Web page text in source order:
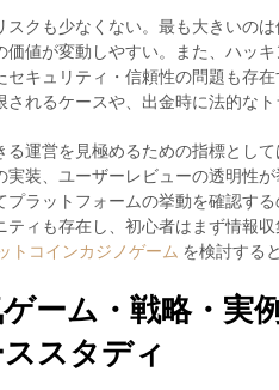
スクも少なくない。最も大きいの
価値が変動しやすい。また、ハッ
セキュリティ・信頼性の問題も存
されるケースや、出金時に法的な
る運営を見極めるための指標とし
実装、ユーザーレビューの透明性
プラットフォームの挙動を確認す
ティも存在し、初心者はまず情報
トコインカジノゲーム を検討する
ゲーム・戦略・実
スタディ